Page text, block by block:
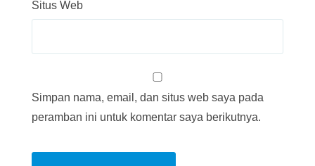
Situs Web
Simpan nama, email, dan situs web saya pada
peramban ini untuk komentar saya berikutnya.